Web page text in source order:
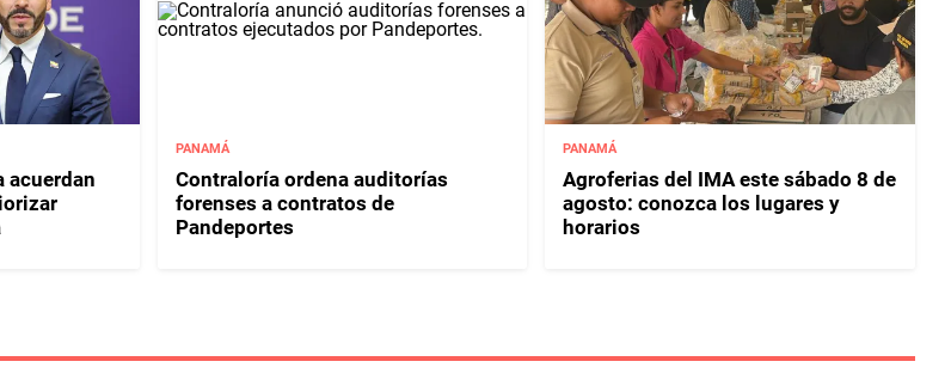
acuerdan
PANAMÁ
Contraloría ordena auditorías
forenses a contratos de
Pandeportes
PANAMÁ
Agroferias del IMA este sábado 8 de
agosto: conozca los lugares y
horarios